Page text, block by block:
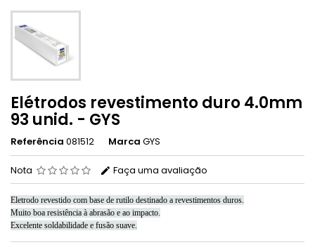
Elétrodos revestimento duro 4.0mm
93 unid. - GYS
Referência 081512 Marca GYS
Nota Faça uma avaliação
Eletrodo revestido com base de rutilo destinado a revestimentos duros.
Muito boa resistência à abrasão e ao impacto.
Excelente soldabilidade e fusão suave.